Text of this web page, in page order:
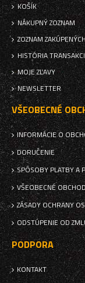
KOŠÍK
NÁKUPNÝ ZOZNAM
ZOZNAM
HISTÓRIA
MOJE ZĽAVY
NEWSLETTER
VŠEOBECNÉ
INFORMÁCIE O
DORUČENIE
SPÔSOBY PLATBY A
VŠEOBECNÉ
ZÁSADY OCHRANY
ODSTÚPENIE OD
PODPORA
KONTAKT